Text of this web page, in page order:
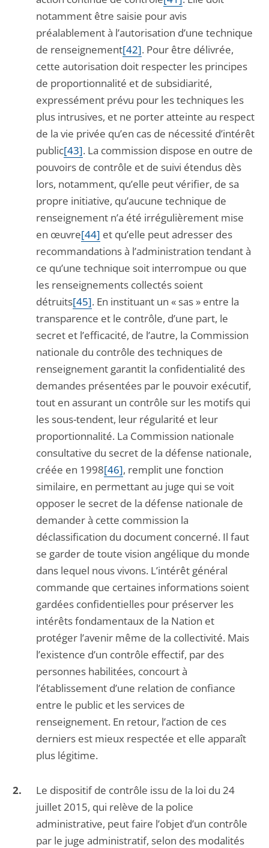
notamment être saisie pour avis
préalablement à l’autorisation d’une technique
de renseignement[42]. Pour être délivrée,
cette autorisation doit respecter les principes
de proportionnalité et de subsidiarité,
expressément prévu pour les techniques les
plus intrusives, et ne porter atteinte au respect
de la vie privée qu’en cas de nécessité d’intérêt
public[43]. La commission dispose en outre de
pouvoirs de contrôle et de suivi étendus dès
lors, notamment, qu’elle peut vérifier, de sa
propre initiative, qu’aucune technique de
renseignement n’a été irrégulièrement mise
en œuvre[44] et qu’elle peut adresser des
recommandations à l’administration tendant à
ce qu’une technique soit interrompue ou que
les renseignements collectés soient
détruits[45]. En instituant un « sas » entre la
transparence et le contrôle, d’une part, le
secret et l’efficacité, de l’autre, la Commission
nationale du contrôle des techniques de
renseignement garantit la confidentialité des
demandes présentées par le pouvoir exécutif,
tout en assurant un contrôle sur les motifs qui
les sous-tendent, leur régularité et leur
proportionnalité. La Commission nationale
consultative du secret de la défense nationale,
créée en 1998[46], remplit une fonction
similaire, en permettant au juge qui se voit
opposer le secret de la défense nationale de
demander à cette commission la
déclassification du document concerné. Il faut
se garder de toute vision angélique du monde
dans lequel nous vivons. L’intérêt général
commande que certaines informations soient
gardées confidentielles pour préserver les
intérêts fondamentaux de la Nation et
protéger l’avenir même de la collectivité. Mais
l’existence d’un contrôle effectif, par des
personnes habilitées, concourt à
l’établissement d’une relation de confiance
entre le public et les services de
renseignement. En retour, l’action de ces
derniers est mieux respectée et elle apparaît
plus légitime.
Le dispositif de contrôle issu de la loi du 24
juillet 2015, qui relève de la police
administrative, peut faire l’objet d’un contrôle
par le juge administratif, selon des modalités